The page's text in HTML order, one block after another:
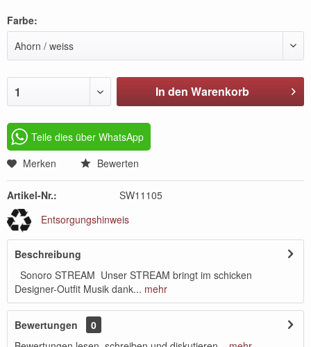
Farbe:
Ahorn / weiss
1 In den Warenkorb
Teile dies über WhatsApp
Merken
Bewerten
Artikel-Nr.:
SW11105
Entsorgungshinweis
Beschreibung
Sonoro STREAM Unser STREAM bringt im schicken
Designer-Outfit Musik dank... mehr
Bewertungen
0